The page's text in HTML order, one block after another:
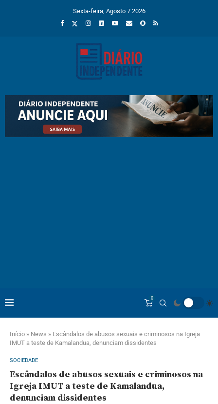
Sexta-feira, Agosto 7 2026
0
Início » News » Escândalos de abusos sexuais e criminosos na Igreja
IMUT a teste de Kamalandua, denunciam dissidentes
SOCIEDADE
Escândalos de abusos sexuais e criminosos na
Igreja IMUT a teste de Kamalandua,
denunciam dissidentes